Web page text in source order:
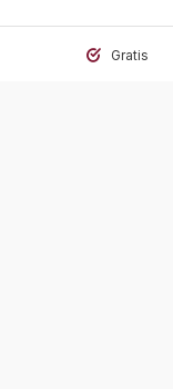
Deze
van
Gratis